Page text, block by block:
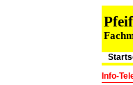
Info-